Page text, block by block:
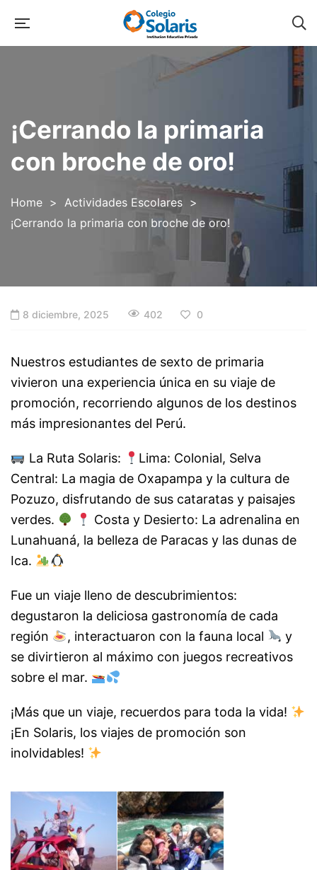
¡Cerrando la primaria
con broche de oro!
Home > Actividades Escolares >
¡Cerrando la primaria con broche de oro!
8 diciembre, 2025 402 0
Nuestros estudiantes de sexto de primaria
vivieron una experiencia única en su viaje de
promoción, recorriendo algunos de los destinos
más impresionantes del Perú.
La Ruta Solaris:
Lima: Colonial, Selva
Central: La magia de Oxapampa y la cultura de
Pozuzo, disfrutando de sus cataratas y paisajes
verdes.
Costa y Desierto: La adrenalina en
Lunahuaná, la belleza de Paracas y las dunas de
Ica.
Fue un viaje lleno de descubrimientos:
degustaron la deliciosa gastronomía de cada
región
, interactuaron con la fauna local
y
se divirtieron al máximo con juegos recreativos
sobre el mar.
¡Más que un viaje, recuerdos para toda la vida!
¡En Solaris, los viajes de promoción son
inolvidables!